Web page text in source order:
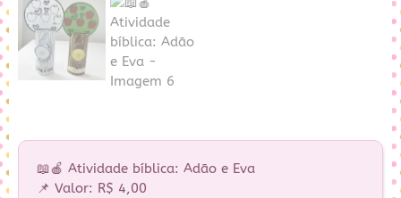
📖🍎 Atividade bíblica: Adão e Eva
📌 Valor: R$ 4,00